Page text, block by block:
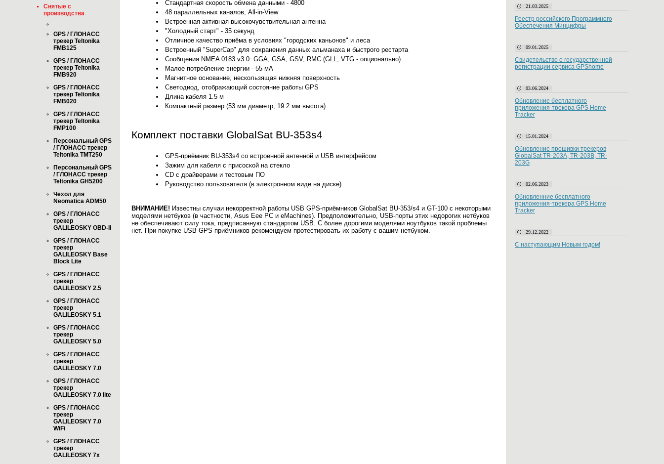
Снятые с
производства
GPS / ГЛОНАСС
трекер Teltonika
FMB125
GPS / ГЛОНАСС
трекер Teltonika
FMB920
GPS / ГЛОНАСС
трекер Teltonika
FMB020
GPS / ГЛОНАСС
трекер Teltonika
FMP100
Персональный GPS
/ ГЛОНАСС трекер
Teltonika TMT250
Персональный GPS
/ ГЛОНАСС трекер
Teltonika GH5200
Чехол для
Neomatica ADM50
GPS / ГЛОНАСС
трекер
GALILEOSKY OBD-II
GPS / ГЛОНАСС
трекер
GALILEOSKY Base
Block Lite
GPS / ГЛОНАСС
трекер
GALILEOSKY 2.5
GPS / ГЛОНАСС
трекер
GALILEOSKY 5.1
GPS / ГЛОНАСС
трекер
GALILEOSKY 5.0
GPS / ГЛОНАСС
трекер
GALILEOSKY 7.0
GPS / ГЛОНАСС
трекер
GALILEOSKY 7.0 lite
GPS / ГЛОНАСС
трекер
GALILEOSKY 7.0
WiFi
GPS / ГЛОНАСС
трекер
GALILEOSKY 7x
Стандартная скорость обмена данными - 4800
48 параллельных каналов, All-in-View
Встроенная активная высокочувствительная антенна
"Холодный старт" - 35 секунд
Отличное качество приёма в условиях "городских каньонов" и леса
Встроенный "SuperCap" для сохранения данных альманаха и быстрого рестарта
Сообщения NMEA 0183 v3.0: GGA, GSA, GSV, RMC (GLL, VTG - опционально)
Малое потребление энергии - 55 мА
Магнитное основание, нескользящая нижняя поверхность
Светодиод, отображающий состояние работы GPS
Длина кабеля 1.5 м
Компактный размер (53 мм диаметр, 19.2 мм высота)
Комплект поставки GlobalSat BU-353s4
GPS-приёмник BU-353s4 со встроенной антенной и USB интерфейсом
Зажим для кабеля с присоской на стекло
CD с драйверами и тестовым ПО
Руководство пользователя (в электронном виде на диске)
ВНИМАНИЕ! Известны случаи некорректной работы USB GPS-приёмников GlobalSat BU-353/s4 и GT-100 с некоторыми
моделями нетбуков (в частности, Asus Eee PC и eMachines). Предположительно, USB-порты этих недорогих нетбуков
не обеспечивают силу тока, предписанную стандартом USB. С более дорогими моделями ноутбуков такой проблемы
нет. При покупке USB GPS-приёмников рекомендуем протестировать их работу с вашим нетбуком.
21.03.2025
Реестр российского Программного
Обеспечения Минцифры
09.01.2025
Свидетельство о государственной
регистрации сервиса GPShome
03.06.2024
Обновление бесплатного
приложения-трекера GPS Home
Tracker
15.01.2024
Обновление прошивки трекеров
GlobalSat TR-203A, TR-203B, TR-
203G
02.06.2023
Обновленние бесплатного
приложения-трекера GPS Home
Tracker
29.12.2022
С наступающим Новым годом!